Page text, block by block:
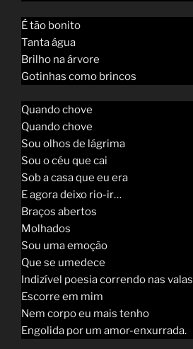
É tão bonito
Tanta água
Brilho na árvore
Gotinhas como brincos
Quando chove
Quando chove
Sou olhos de lágrima
Sou o céu que cai
Sob a casa que eu era
E agora deixo rio-ir…
Braços abertos
Molhados
Sou uma emoção
Que se umedece
Indizível poesia correndo nas valas
Escorre em mim
Nem corpo eu mais tenho
Engolida por um amor-enxurrada.